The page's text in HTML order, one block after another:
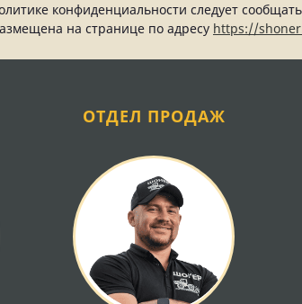
конфиденциальности следует сообщать
на странице по адресу https://
ОТДЕЛ ПРОДАЖ